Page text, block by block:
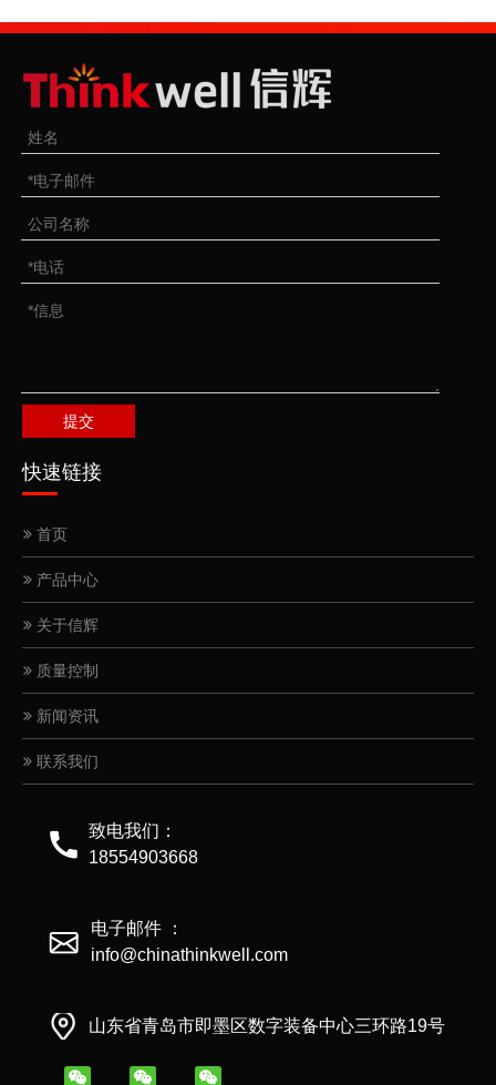
提交
快速链接
首页
产品中心
关于信辉
质量控制
新闻资讯
联系我们
致电我们：
18554903668
电子邮件 ：
info@chinathinkwell.com
山东省青岛市即墨区数字装备中心三环路19号